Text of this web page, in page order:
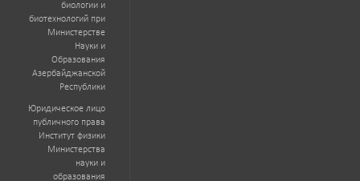
биологии и
биотехнологий при
Министерстве
Науки и
Образования
Азербайджанской
Республики
Юридическое лицо
публичного права
Институт физики
Министерства
науки и
образования